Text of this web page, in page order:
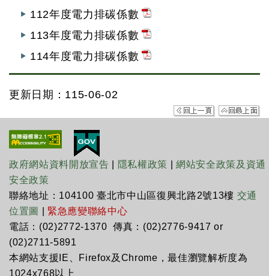
112年度電力排碳係數
113年度電力排碳係數
114年度電力排碳係數
更新日期：115-06-02
政府網站資料開放宣告 隱私權政策 |網站安全政策及資通
安全政策
聯絡地址：104100 臺北市中山區復興北路2號13樓 交通
位置圖
緊急應變聯絡中心
電話：(02)2772-1370 傳真：(02)2776-9417 or
(02)2711-5891
本網站支援IE、Firefox及Chrome，最佳瀏覽解析度為
1024x768以上